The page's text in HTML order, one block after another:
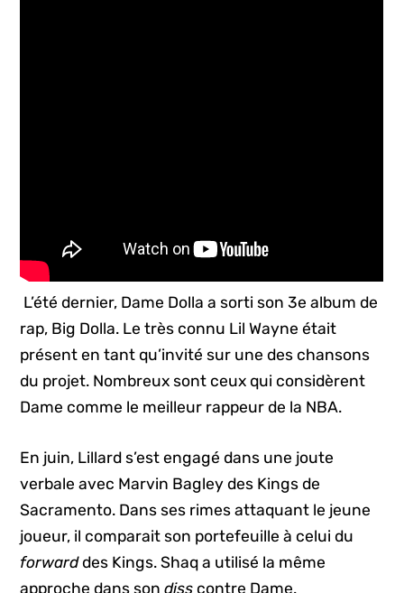
L’été dernier, Dame Dolla a sorti son 3e album de
rap, Big Dolla. Le très connu Lil Wayne était
présent en tant qu’invité sur une des chansons
du projet. Nombreux sont ceux qui considèrent
Dame comme le meilleur rappeur de la NBA.
En juin, Lillard s’est engagé dans une joute
verbale avec Marvin Bagley des Kings de
Sacramento. Dans ses rimes attaquant le jeune
joueur, il comparait son portefeuille à celui du
forwarddes Kings. Shaq a utilisé la même
approche dans sondisscontre Dame.